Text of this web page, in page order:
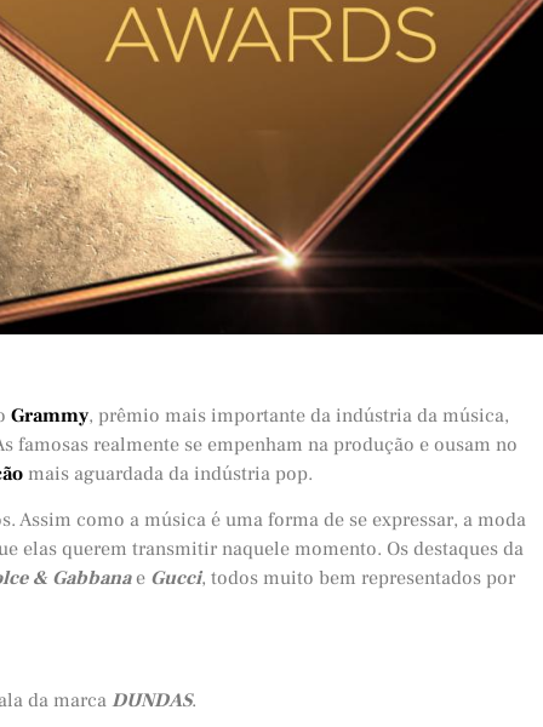
Grammy, prêmio mais importante da indústria da música,
famosas realmente se empenham na produção e ousam no
mais aguardada da indústria pop.
Assim como a música é uma forma de se expressar, a moda
elas querem transmitir naquele momento. Os destaques da
& Gabbanae Gucci, todos muito bem representados por
da marca DUNDAS.